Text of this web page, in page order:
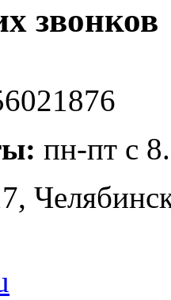
звонков
пн-пт с